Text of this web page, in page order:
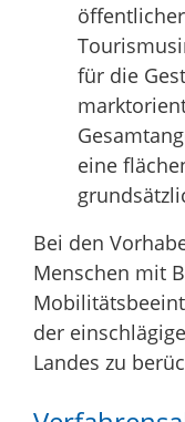
öffentlicher
für die
eine
Bei den
Menschen mit
der
Landes zu